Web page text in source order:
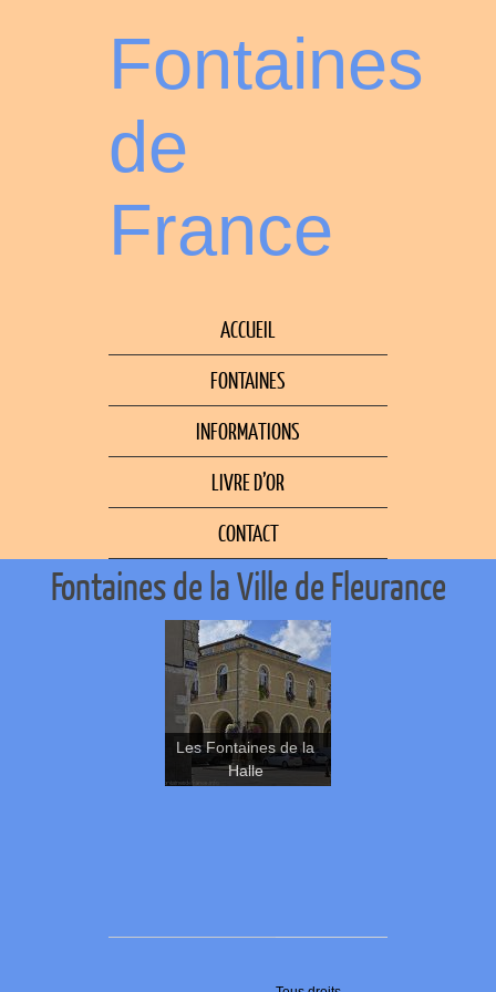
Fontaines
de
France
ACCUEIL
FONTAINES
INFORMATIONS
LIVRE D’OR
CONTACT
Fontaines de la Ville de Fleurance
Les Fontaines de la
Halle